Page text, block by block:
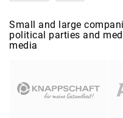
Small and large
political parties and
media